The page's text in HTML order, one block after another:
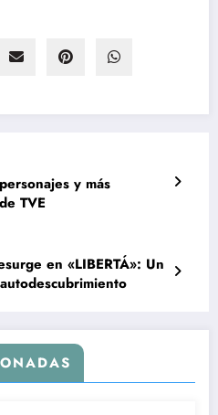
y más
TVE
en «LIBERTÁ»: Un